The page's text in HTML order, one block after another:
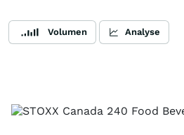
Volumen Analyse